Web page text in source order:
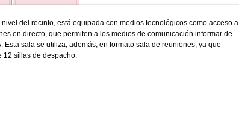
del recinto, está equipada con medios tecnológicos como acceso a
en directo, que permiten a los medios de comunicación informar de
Esta sala se utiliza, además, en formato sala de reuniones, ya que
12 sillas de despacho.